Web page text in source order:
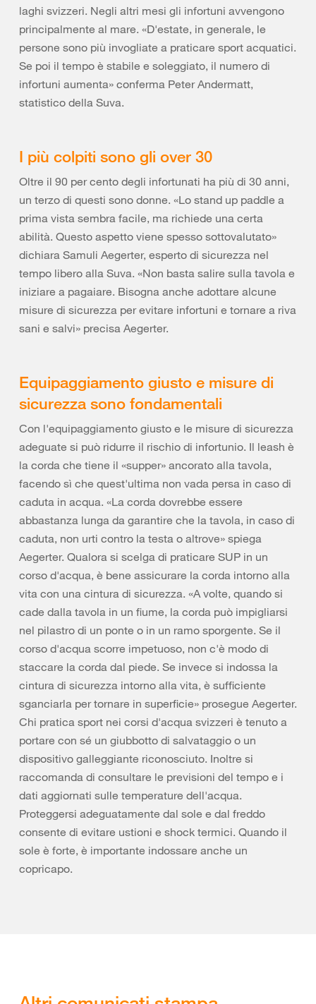
laghi svizzeri. Negli altri mesi gli infortuni avvengono
principalmente al mare. «D'estate, in generale, le
persone sono più invogliate a praticare sport acquatici.
Se poi il tempo è stabile e soleggiato, il numero di
infortuni aumenta» conferma Peter Andermatt,
statistico della Suva.
I più colpiti sono gli over 30
Oltre il 90 per cento degli infortunati ha più di 30 anni,
un terzo di questi sono donne. «Lo stand up paddle a
prima vista sembra facile, ma richiede una certa
abilità. Questo aspetto viene spesso sottovalutato»
dichiara Samuli Aegerter, esperto di sicurezza nel
tempo libero alla Suva. «Non basta salire sulla tavola e
iniziare a pagaiare. Bisogna anche adottare alcune
misure di sicurezza per evitare infortuni e tornare a riva
sani e salvi» precisa Aegerter.
Equipaggiamento giusto e misure di
sicurezza sono fondamentali
Con l'equipaggiamento giusto e le misure di sicurezza
adeguate si può ridurre il rischio di infortunio. Il leash è
la corda che tiene il «supper» ancorato alla tavola,
facendo sì che quest'ultima non vada persa in caso di
caduta in acqua. «La corda dovrebbe essere
abbastanza lunga da garantire che la tavola, in caso di
caduta, non urti contro la testa o altrove» spiega
Aegerter. Qualora si scelga di praticare SUP in un
corso d'acqua, è bene assicurare la corda intorno alla
vita con una cintura di sicurezza. «A volte, quando si
cade dalla tavola in un fiume, la corda può impigliarsi
nel pilastro di un ponte o in un ramo sporgente. Se il
corso d'acqua scorre impetuoso, non c'è modo di
staccare la corda dal piede. Se invece si indossa la
cintura di sicurezza intorno alla vita, è sufficiente
sganciarla per tornare in superficie» prosegue Aegerter.
Chi pratica sport nei corsi d'acqua svizzeri è tenuto a
portare con sé un giubbotto di salvataggio o un
dispositivo galleggiante riconosciuto. Inoltre si
raccomanda di consultare le previsioni del tempo e i
dati aggiornati sulle temperature dell'acqua.
Proteggersi adeguatamente dal sole e dal freddo
consente di evitare ustioni e shock termici. Quando il
sole è forte, è importante indossare anche un
copricapo.